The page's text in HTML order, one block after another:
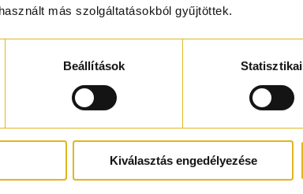
más szolgáltatásokból gyűjtöttek.
Beállítások Statisztikai
Kiválasztás engedélyezése